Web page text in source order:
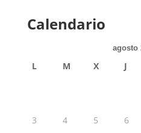
Calendario
agosto
L M X J
3 4 5 6